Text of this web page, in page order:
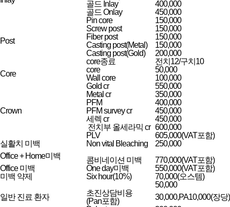
골드 Inlay
400,000
골드 Onlay
450,000
Post
Pin core
150,000
Screw post
150,000
Fiber post
150,000
Casting post(Metal)
150,000
Casting post(Gold)
200,000
core종료
전치12/구치10
Core
core
50,000
Wall core
100,000
Crown
Gold cr
550,000
Metal cr
350,000
PFM
400,000
PFM survey cr
450,000
세렉 cr
450,000
전치부 올세라믹 cr 600,000
PLV
605,000(VAT포함)
실활치 미백
Non vital Bleaching
250,000
Office + Home미백
콤비네이션 미백
770,000(VAT포함)
Office 미백
One day미백
550,000(VAT포함)
미백 약제
Six hour(10%)
70,000(오스템)
50,000
일반 진료 환자
초진상담비용
(Pan포함)
30,000,PA10,000(장당)